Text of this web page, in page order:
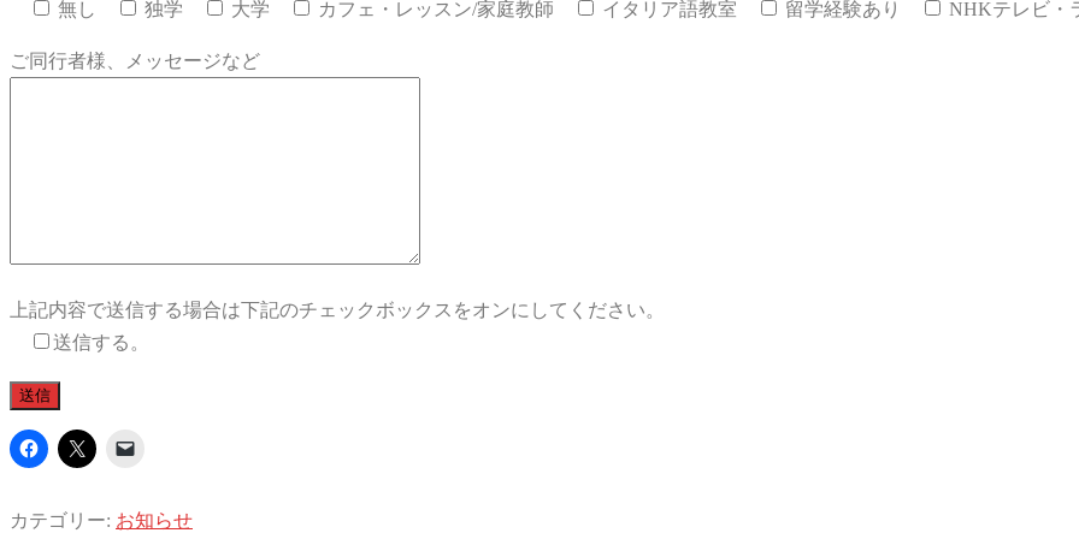
無し 独学 大学 カフェ・レッスン/家庭教師 イタリア語教室 留学経験あり NHKテレビ・
ご同行者様、メッセージなど
上記内容で送信する場合は下記のチェックボックスをオンにしてください。
送信する。
カテゴリー: お知らせ